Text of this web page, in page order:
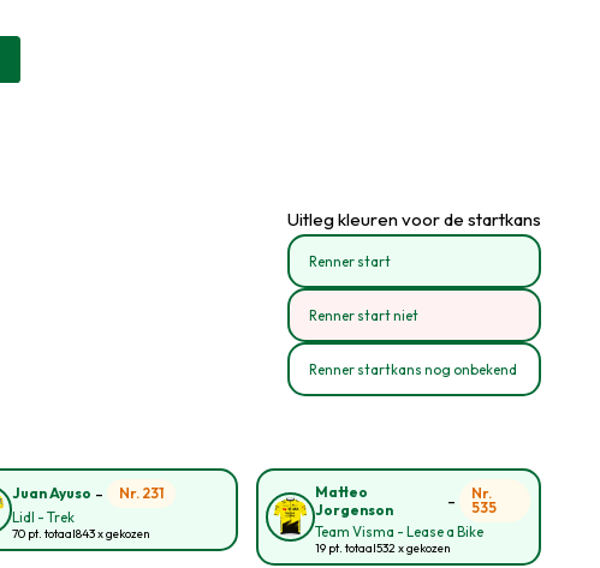
Uitleg kleuren voor de startkans
Renner start
Renner start niet
Renner startkans nog onbekend
Juan Ayuso -
Nr. 231
Lidl - Trek
70 pt. totaal843 x gekozen
Matteo
Jorgenson
-
Nr.
535
Team Visma - Lease a Bike
19 pt. totaal532 x gekozen